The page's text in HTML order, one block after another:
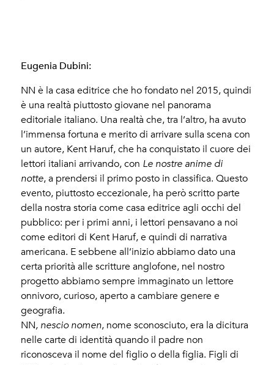
Eugenia Dubini:
NN è la casa editrice che ho fondato nel 2015, quindi
è una realtà piuttosto giovane nel panorama
editoriale italiano. Una realtà che, tra l’altro, ha avuto
l’immensa fortuna e merito di arrivare sulla scena con
un autore, Kent Haruf, che ha conquistato il cuore dei
lettori italiani arrivando, con Le nostre anime di
notte, a prendersi il primo posto in classifica. Questo
evento, piuttosto eccezionale, ha però scritto parte
della nostra storia come casa editrice agli occhi del
pubblico: per i primi anni, i lettori pensavano a noi
come editori di Kent Haruf, e quindi di narrativa
americana. E sebbene all’inizio abbiamo dato una
certa priorità alle scritture anglofone, nel nostro
progetto abbiamo sempre immaginato un lettore
onnivoro, curioso, aperto a cambiare genere e
geografia.
NN, nescio nomen, nome sconosciuto, era la dicitura
nelle carte di identità quando il padre non
riconosceva il nome del figlio o della figlia. Figli di